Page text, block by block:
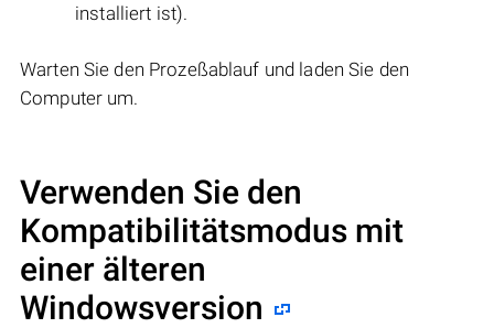
installiert ist).
Warten Sie den Prozeßablauf und laden Sie den
Computer um.
Verwenden Sie den
Kompatibilitätsmodus mit
einer älteren
Windowsversion